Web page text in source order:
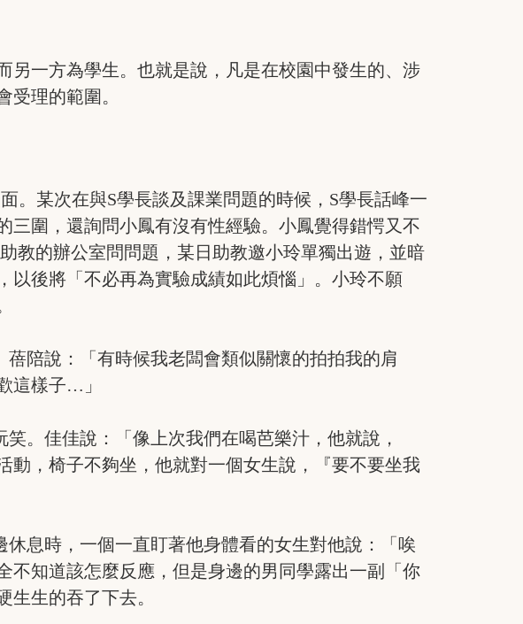
另一方為學生。也就是說，凡是在校園中發生的、涉
受理的範圍。
。某次在與S學長談及課業問題的時候，S學長話峰一
圍，還詢問小鳳有沒有性經驗。小鳳覺得錯愕又不
教的辦公室問問題，某日助教邀小玲單獨出遊，並暗
以後將「不必再為實驗成績如此煩惱」。小玲不願
陪說：「有時候我老闆會類似關懷的拍拍我的肩
這樣子…」
。佳佳說：「像上次我們在喝芭樂汁，他就說，
動，椅子不夠坐，他就對一個女生說，『要不要坐我
息時，一個一直盯著他身體看的女生對他說：「唉
知道該怎麼反應，但是身邊的男同學露出一副「你
生的吞了下去。